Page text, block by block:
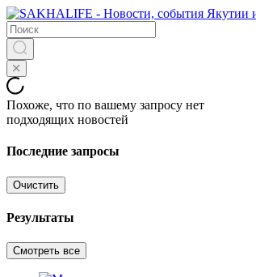
Похоже, что по вашему запросу нет
подходящих новостей
Последние запросы
Очистить
Результаты
Смотреть все